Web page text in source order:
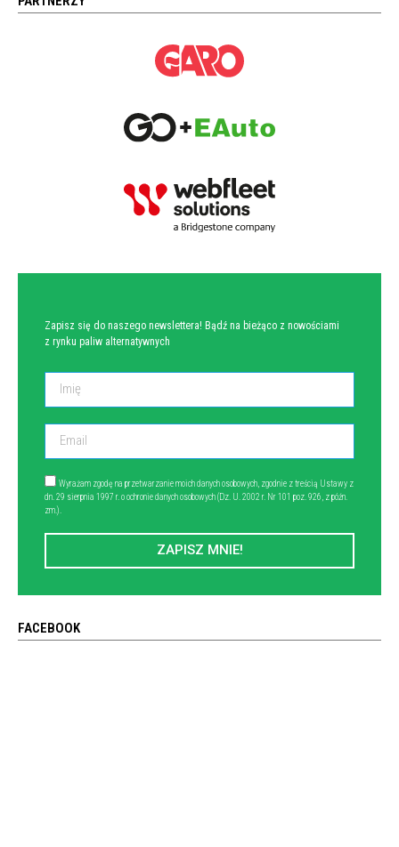
Zapisz się do naszego newslettera! Bądź na bieżąco z nowościami
z rynku paliw alternatywnych
Wyrażam zgodę na przetwarzanie moich danych osobowych, zgodnie z treścią Ustawy z
dn. 29 sierpnia 1997 r. o ochronie danych osobowych (Dz. U. 2002 r. Nr 101 poz. 926, z późn.
zm.).
ZAPISZ MNIE!
FACEBOOK